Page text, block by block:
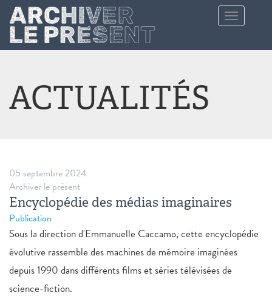
Aller au contenu principal
Toggle
navigation
ACTUALITÉS
05 septembre 2024
Archiver le présent
Encyclopédie des médias imaginaires
Publication
Sous la direction d'Emmanuelle Caccamo, cette encyclopédie
évolutive rassemble des machines de mémoire imaginées
depuis 1990 dans différents films et séries télévisées de
science-fiction.